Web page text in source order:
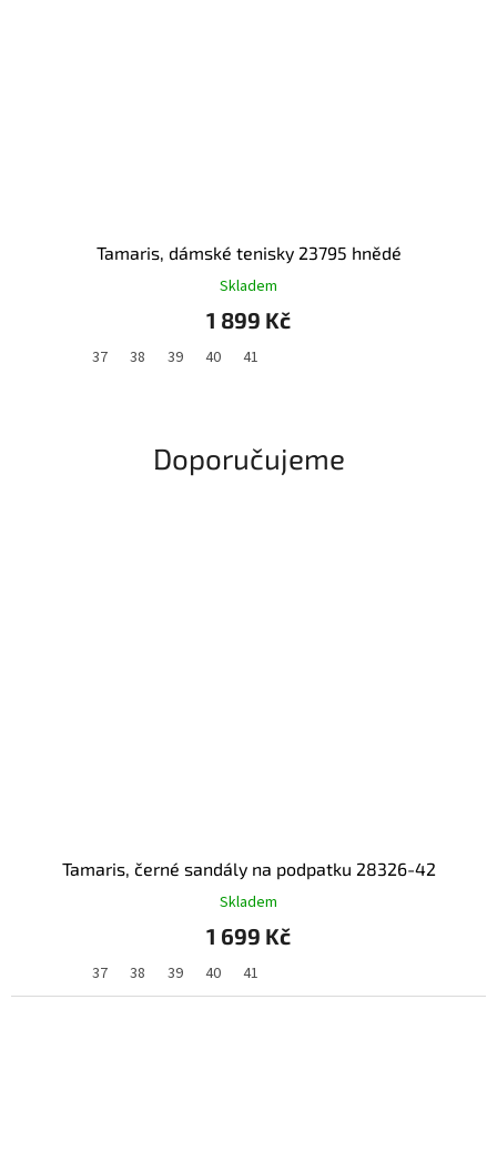
Tamaris, dámské tenisky 23795 hnědé
Skladem
1 899 Kč
37 38 39 40 41
Doporučujeme
Tamaris, černé sandály na podpatku 28326-42
Skladem
1 699 Kč
37 38 39 40 41